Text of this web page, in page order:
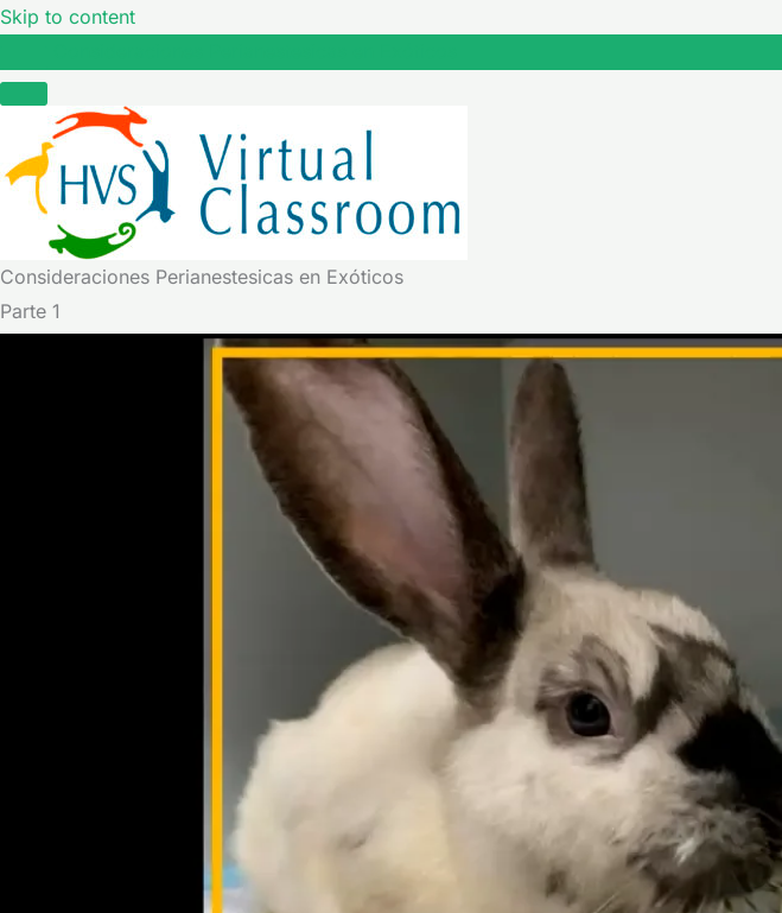
Skip to content
Consideraciones Perianestesicas en Exóticos
Parte 1